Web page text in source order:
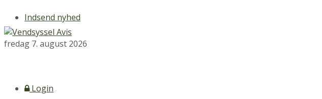
Indsend nyhed
fredag 7. august 2026
Login